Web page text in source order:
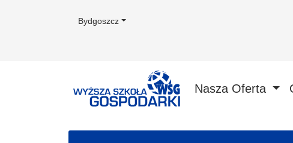
Bydgoszcz
Nasza Oferta